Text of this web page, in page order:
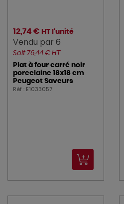
12,74 € HT l'unité
Vendu par 6
Soit 76,44 € HT
Plat à four carré noir
porcelaine 18x18 cm
Peugeot Saveurs
Réf : E1033057